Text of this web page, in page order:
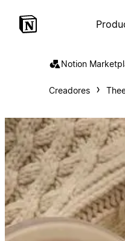
Notion
Creadores